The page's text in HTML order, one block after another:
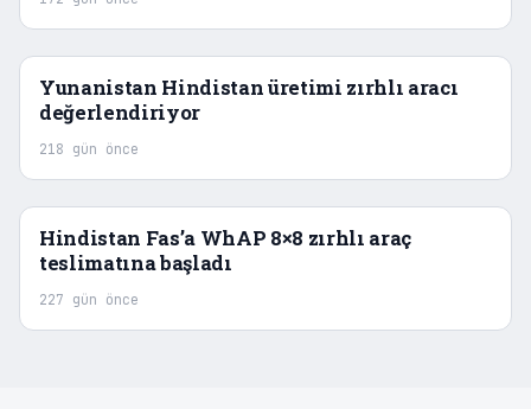
Yunanistan Hindistan üretimi zırhlı aracı
değerlendiriyor
218 gün önce
Hindistan Fas’a WhAP 8×8 zırhlı araç
teslimatına başladı
227 gün önce